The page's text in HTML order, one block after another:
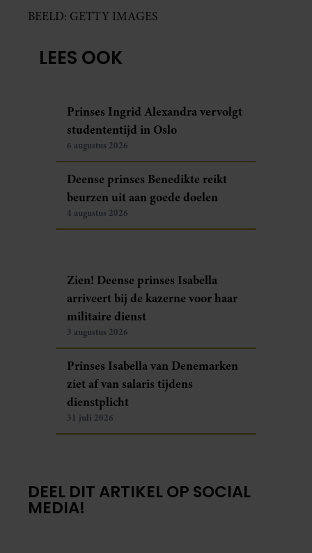
BEELD: GETTY IMAGES
LEES OOK
Prinses Ingrid Alexandra vervolgt
studententijd in Oslo
6 augustus 2026
Deense prinses Benedikte reikt
beurzen uit aan goede doelen
4 augustus 2026
Zien! Deense prinses Isabella
arriveert bij de kazerne voor haar
militaire dienst
3 augustus 2026
Prinses Isabella van Denemarken
ziet af van salaris tijdens
dienstplicht
31 juli 2026
DEEL DIT ARTIKEL OP SOCIAL
MEDIA!